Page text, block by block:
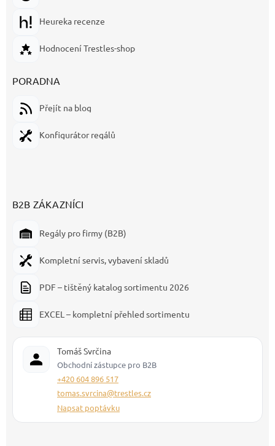
Heureka recenze
Hodnocení Trestles-shop
PORADNA
Přejít na blog
Konfigurátor regálů
B2B ZÁKAZNÍCI
Regály pro firmy (B2B)
Kompletní servis, vybavení skladů
PDF – tištěný katalog sortimentu 2026
EXCEL – kompletní přehled sortimentu
Tomáš Svrčina
Obchodní zástupce pro B2B
+420 604 896 517
tomas.svrcina@trestles.cz
Napsat poptávku